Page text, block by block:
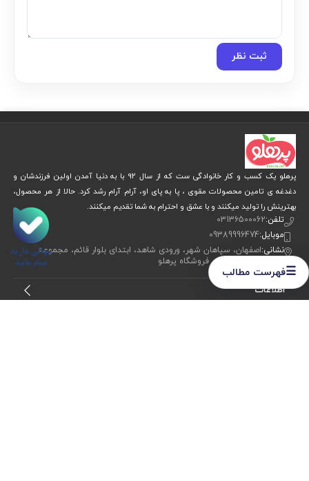
ثبت نظر
پرهلو یک کسب و کار خانوادگی ست که از سال 92 با به دنیا آمدن اولین فرزندشان و
دغدغه ی تامین محصولات مقوی ، پا به پای او، آرام آرام رشد کرد. حالا از هر محصول،
بهترینش را تولید میکنند و با عشق و احترام به شما تقدیم میکنند.
تلفن:03136500062
موبایل:09389996474
نشانی:اصفهان، سپاهان شهر، ورودی شاهد، ابتدای بلوار قائم، مجموعه
ورزشی ولایت، فروشگاه پرهلو
اطلاعات
☰فهرست مطالب